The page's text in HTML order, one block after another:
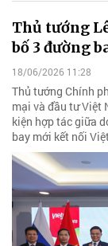
Thủ tướng
bố 3 đường
18/06/2026 11:28
Thủ tướng Chính
mại và đầu tư Việt
kiện hợp tác giữa
bay mới kết nối